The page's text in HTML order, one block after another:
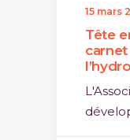
15 mars
Tête